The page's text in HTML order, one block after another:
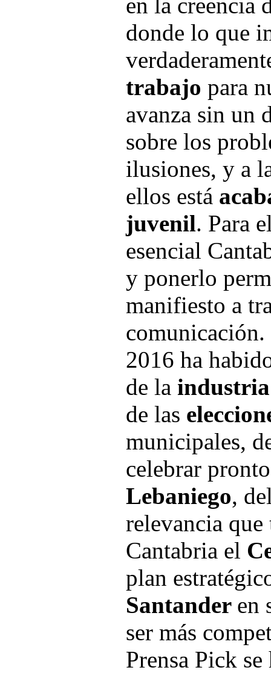
donde lo que
trabajo para
avanza sin un
sobre los
ilusiones, y a
ellos está
juvenil. Para
esencial
y ponerlo
manifiesto a
2016 ha
de la industria
de las
municipales,
celebrar
Lebaniego,
relevancia que
Cantabria el
plan
Santander en
ser más
Prensa Pick